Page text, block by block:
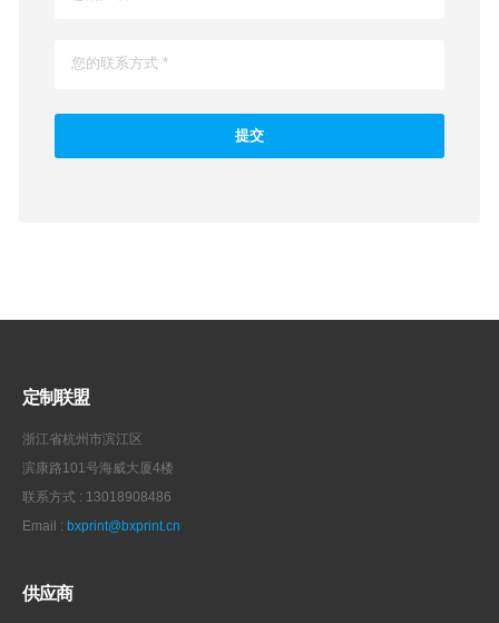
定制联盟
浙江省杭州市滨江区
滨康路101号海威大厦4楼
联系方式 : 13018908486
Email : bxprint@bxprint.cn
供应商